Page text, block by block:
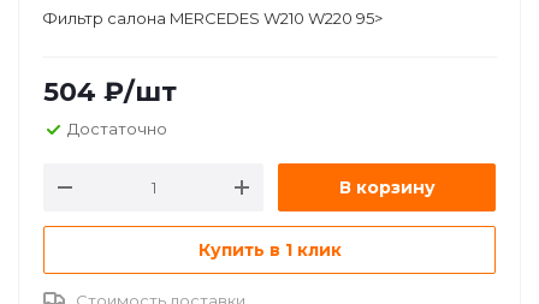
Фильтр салона MERCEDES W210 W220 95>
504 ₽/шт
Достаточно
В корзину
Купить в 1 клик